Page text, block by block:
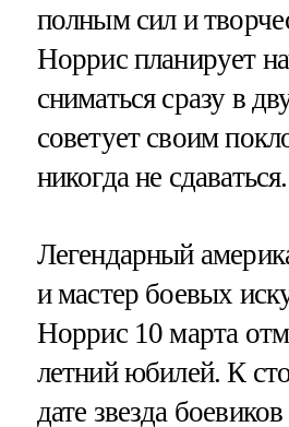
полным сил и
Норрис планирует
сниматься сразу в
советует своим
никогда не сдаваться.
Легендарный
и мастер боевых
Норрис 10 марта
летний юбилей. К
дате звезда